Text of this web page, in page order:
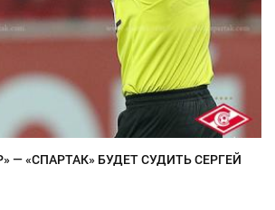
— «СПАРТАК» БУДЕТ СУДИТЬ СЕРГЕЙ